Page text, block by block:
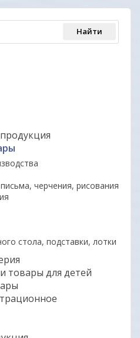
черчения, рисования
стола, подставки, лотки
товары для детей